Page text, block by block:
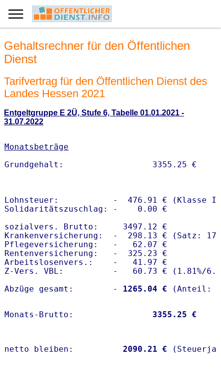
Gehaltsrechner für den Öffentlichen
Dienst
Tarifvertrag für den Öffentlichen Dienst des
Landes Hessen 2021
Entgeltgruppe E 2Ü, Stufe 6, Tabelle 01.01.2021 -
31.07.2022
Monatsbeträge
Lohnsteuer:           -  476.91 € (Klasse I)
Solidaritätszuschlag: -    0.00 €
sozialvers. Brutto:     3497.12 €
Krankenversicherung:  -  298.13 € (Satz:
Pflegeversicherung:   -   62.07 €
Rentenversicherung:   -  325.23 €
Arbeitslosenvers.:    -   41.97 €
Z-Vers. VBL:          -   60.73 € ( 1.81%/
Abzüge gesamt:        -
1265.04 €
Monats-Brutto: 3355.25 €
netto bleiben: 2090.21 €